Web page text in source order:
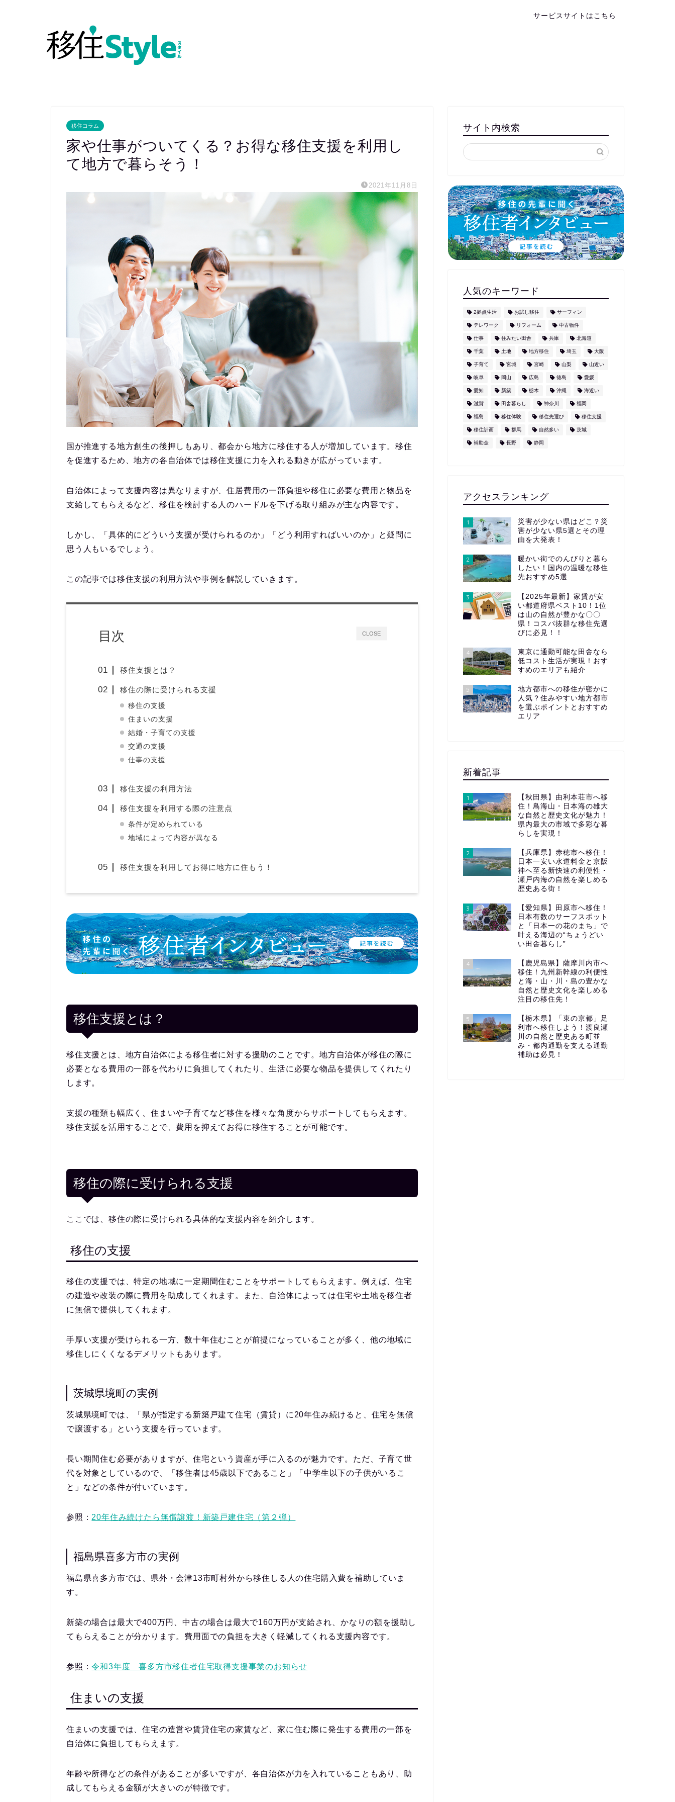
サービスサイトはこちら
移住コラム
家や仕事がついてくる？お得な移住支援を利用し
て地方で暮らそう！
2021年11月8日
国が推進する地方創生の後押しもあり、都会から地方に移住する人が増加しています。移住
を促進するため、地方の各自治体では移住支援に力を入れる動きが広がっています。
自治体によって支援内容は異なりますが、住居費用の一部負担や移住に必要な費用と物品を
支給してもらえるなど、移住を検討する人のハードルを下げる取り組みが主な内容です。
しかし、「具体的にどういう支援が受けられるのか」「どう利用すればいいのか」と疑問に
思う人もいるでしょう。
この記事では移住支援の利用方法や事例を解説していきます。
CLOSE
目次
移住支援とは？
移住の際に受けられる支援
移住の支援
住まいの支援
結婚・子育ての支援
交通の支援
仕事の支援
移住支援の利用方法
移住支援を利用する際の注意点
条件が定められている
地域によって内容が異なる
移住支援を利用してお得に地方に住もう！
移住支援とは？
移住支援とは、地方自治体による移住者に対する援助のことです。地方自治体が移住の際に
必要となる費用の一部を代わりに負担してくれたり、生活に必要な物品を提供してくれたり
します。
支援の種類も幅広く、住まいや子育てなど移住を様々な角度からサポートしてもらえます。
移住支援を活用することで、費用を抑えてお得に移住することが可能です。
移住の際に受けられる支援
ここでは、移住の際に受けられる具体的な支援内容を紹介します。
移住の支援
移住の支援では、特定の地域に一定期間住むことをサポートしてもらえます。例えば、住宅
の建造や改装の際に費用を助成してくれます。また、自治体によっては住宅や土地を移住者
に無償で提供してくれます。
手厚い支援が受けられる一方、数十年住むことが前提になっていることが多く、他の地域に
移住しにくくなるデメリットもあります。
茨城県境町の実例
茨城県境町では、「県が指定する新築戸建て住宅（賃貸）に20年住み続けると、住宅を無償
で譲渡する」という支援を行っています。
長い期間住む必要がありますが、住宅という資産が手に入るのが魅力です。ただ、子育て世
代を対象としているので、「移住者は45歳以下であること」「中学生以下の子供がいるこ
と」などの条件が付いています。
参照： 20年住み続けたら無償譲渡！新築戸建住宅（第２弾）
福島県喜多方市の実例
福島県喜多方市では、県外・会津13市町村外から移住しる人の住宅購入費を補助していま
す。
新築の場合は最大で400万円、中古の場合は最大で160万円が支給され、かなりの額を援助し
てもらえることが分かります。費用面での負担を大きく軽減してくれる支援内容です。
参照：令和3年度 喜多方市移住者住宅取得支援事業のお知らせ
住まいの支援
住まいの支援では、住宅の造営や賃貸住宅の家賃など、家に住む際に発生する費用の一部を
自治体に負担してもらえます。
年齢や所得などの条件があることが多いですが、各自治体が力を入れていることもあり、
助
成してもらえる金額が大きいのが特徴です。
サイト内検索
人気のキーワード
2拠点生活 お試し移住 サーフィン
テレワーク リフォーム 中古物件
仕事 住みたい田舎 兵庫 北海道
千葉 土地 地方移住 埼玉 大阪
子育て 宮城 宮崎 山梨 山近い
岐阜 岡山 広島 徳島 愛媛
愛知 新築 栃木 沖縄 海近い
滋賀 田舎暮らし 神奈川 福岡
福島 移住体験 移住先選び 移住支援
移住計画 群馬 自然多い 茨城
補助金 長野 静岡
アクセスランキング
1
災害が少ない県はどこ？災
害が少ない県5選とその理
由を大発表！
2
暖かい街でのんびりと暮ら
したい！国内の温暖な移住
先おすすめ5選
3
【2025年最新】家賃が安
い都道府県ベスト10！1位
は山の自然が豊かな〇〇
県！コスパ抜群な移住先選
びに必見！！
4
東京に通勤可能な田舎なら
低コスト生活が実現！おす
すめのエリアも紹介
5
地方都市への移住が密かに
人気？住みやすい地方都市
を選ぶポイントとおすすめ
エリア
新着記事
1
【秋田県】由利本荘市へ移
住！鳥海山・日本海の雄大
な自然と歴史文化が魅力！
県内最大の市域で多彩な暮
らしを実現！
2
【兵庫県】赤穂市へ移住！
日本一安い水道料金と京阪
神へ至る新快速の利便性・
瀬戸内海の自然を楽しめる
歴史ある街！
3
【愛知県】田原市へ移住！
日本有数のサーフスポット
と「日本一の花のまち」で
叶える海辺の“ちょうどい
い田舎暮らし”
4
【鹿児島県】薩摩川内市へ
移住！九州新幹線の利便性
と海・山・川・島の豊かな
自然と歴史文化を楽しめる
注目の移住先！
5
【栃木県】「東の京都」足
利市へ移住しよう！渡良瀬
川の自然と歴史ある町並
み・都内通勤を支える通勤
補助は必見！